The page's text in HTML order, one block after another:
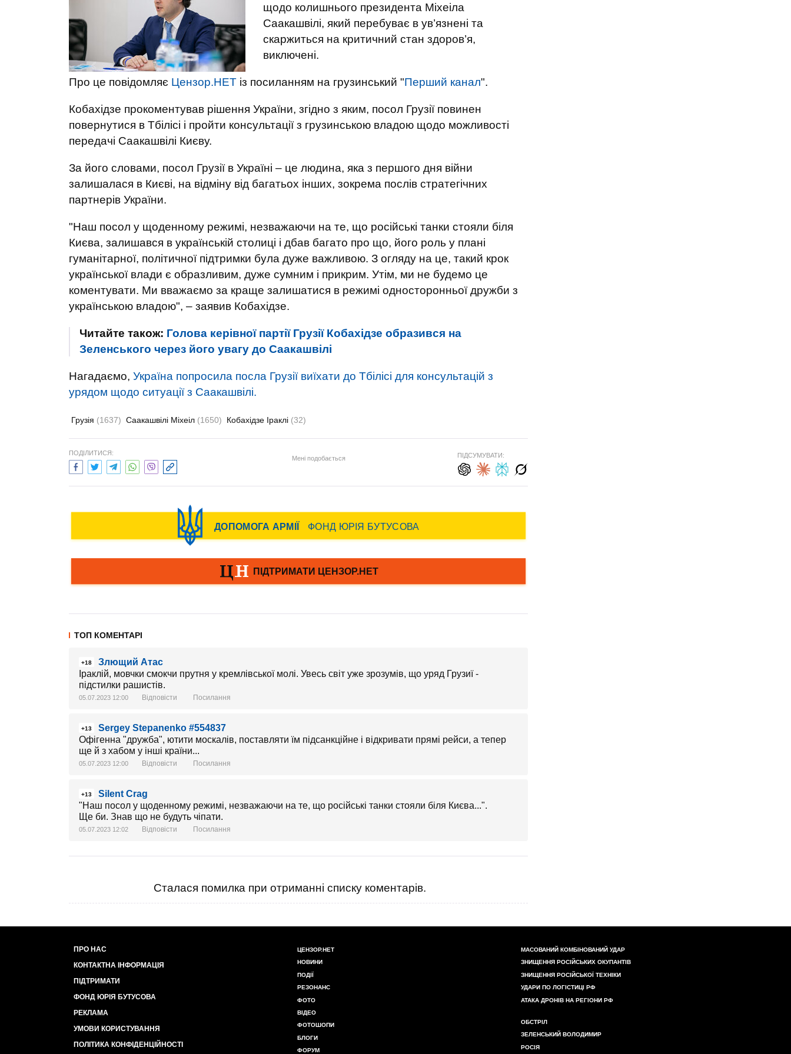
щодо колишнього президента Міхеіла
Саакашвілі, який перебуває в ув’язнені та
скаржиться на критичний стан здоров’я,
виключені.
Про це повідомляє Цензор.НЕТ із посиланням на грузинський "Перший канал".
Кобахідзе прокоментував рішення України, згідно з яким, посол Грузії повинен
повернутися в Тбілісі і пройти консультації з грузинською владою щодо можливості
передачі Саакашвілі Києву.
За його словами, посол Грузії в Україні – це людина, яка з першого дня війни
залишалася в Києві, на відміну від багатьох інших, зокрема послів стратегічних
партнерів України.
"Наш посол у щоденному режимі, незважаючи на те, що російські танки стояли біля
Києва, залишався в українській столиці і дбав багато про що, його роль у плані
гуманітарної, політичної підтримки була дуже важливою. З огляду на це, такий крок
української влади є образливим, дуже сумним і прикрим. Утім, ми не будемо це
коментувати. Ми вважаємо за краще залишатися в режимі односторонньої дружби з
українською владою", – заявив Кобахідзе.
Читайте також: Голова керівної партії Грузії Кобахідзе образився на
Зеленського через його увагу до Саакашвілі
Нагадаємо, Україна попросила посла Грузії виїхати до Тбілісі для консультацій з
урядом щодо ситуації з Саакашвілі.
Грузія (1637) Саакашвілі Міхеіл (1650) Кобахідзе Іраклі (32)
ПОДІЛИТИСЯ:
Мені подобається ПІДСУМУВАТИ:
ТОП КОМЕНТАРІ
+18
Злющий Атас
Іраклій, мовчки смокчи прутня у кремлівської молі. Увесь світ уже зрозумів, що уряд Грузиї -
підстилки рашистів.
05.07.2023 12:00 Відповісти Посилання
+13
Sergey Stepanenko #554837
Офігенна "дружба", ютити москалів, поставляти їм підсанкційне і відкривати прямі рейси, а тепер
ще й з хабом у інші країни...
05.07.2023 12:00 Відповісти Посилання
+13
Silent Crag
"Наш посол у щоденному режимі, незважаючи на те, що російські танки стояли біля Києва...".
Ще би. Знав що не будуть чіпати.
05.07.2023 12:02 Відповісти Посилання
Сталася помилка при отриманні списку коментарів.
ПРО НАС
КОНТАКТНА ІНФОРМАЦІЯ
ПІДТРИМАТИ
ФОНД ЮРІЯ БУТУСОВА
РЕКЛАМА
УМОВИ КОРИСТУВАННЯ
ПОЛІТИКА КОНФІДЕНЦІЙНОСТІ
ЦЕНЗОР.НЕТ
НОВИНИ
ПОДІЇ
РЕЗОНАНС
ФОТО
ВІДЕО
ФОТОШОПИ
БЛОГИ
ФОРУМ
МАСОВАНИЙ КОМБІНОВАНИЙ УДАР
ЗНИЩЕННЯ РОСІЙСЬКИХ ОКУПАНТІВ
ЗНИЩЕННЯ РОСІЙСЬКОЇ ТЕХНІКИ
УДАРИ ПО ЛОГІСТИЦІ РФ
АТАКА ДРОНІВ НА РЕГІОНИ РФ
ОБСТРІЛ
ЗЕЛЕНСЬКИЙ ВОЛОДИМИР
РОСІЯ